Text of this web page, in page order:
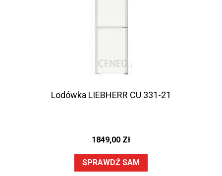
Lodówka LIEBHERR CU 331-21
1849,00 Zł
SPRAWDŹ SAM